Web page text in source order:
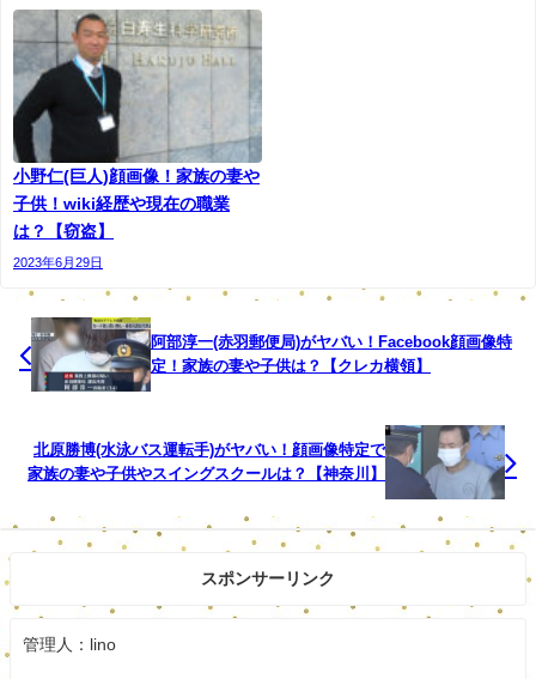
師の芝崎佑真容疑者は今年４月、歌舞伎町の地下街
で、深夜に帰宅途中だった２０代の女性の胸を触る
などした疑いが持たれています。
芝崎容疑者は路上でナンパ目的で女性に声をかけま
したが、断られると、女性の手をつかみながら執よ
うにつきまとって地下街で犯行に及び、さらに、そ
の後も逃げる女性を追いかけて抱きつくなどしたと
みられています。
防犯カメラの捜査などから関与が浮上したもので、
調べに対し、芝崎容疑者は「覚えていません」と容
疑を否認しているということです。
まずは逮捕されてよかったです。
してほしいですね。
女性にとっては本当にいい迷惑ですね。
小野仁(巨人)顔画像！家族の妻や
子供！wiki経歴や現在の職業
は？【窃盗】
2023年6月29日
阿部淳一(赤羽郵便局)がヤバい！Facebook顔画像特
定！家族の妻や子供は？【クレカ横領】
北原勝博(水泳バス運転手)がヤバい！顔画像特定で
家族の妻や子供やスイングスクールは？【神奈川】
スポンサーリンク
管理人：lino